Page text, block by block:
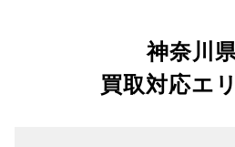
神奈川
買取対応エ